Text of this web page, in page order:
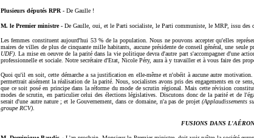
Plusieurs députés RPR - De Gaulle !
M. le Premier ministre - De Gaulle, oui, et le Parti socialiste, le Parti communiste, le MRP, issu des
Les femmes constituent aujourd'hui 53 % de la population. Nous ne pouvons accepter qu'elles
maires de villes de plus de cinquante mille habitants, aucune présidente de conseil général, une seule
UDF) . La mise en oeuvre de la parité dans la vie politique devra d'autre part s'accompagner d'une
professionnelle et sociale. Notre secrétaire d'Etat, Nicole Péry, aura à y travailler et à vous faire des
Quoi qu'il en soit, cette démarche a sa justification en elle-même et n'obéit à aucune autre
permettrait aisément la réalisation de la parité. Nous, socialistes avons pris des engagements en ce
que ce soit posé en principe dans la réforme du mode de scrutin régional. Mais cette révision
modes de scrutin, en particulier celui des élections législatives. Discutons donc de la parité et de
serait d'une autre nature ; et le Gouvernement, dans ce domaine, n'a pas de projet (Applaudissements
groupe RCV).
FUSIONS DANS